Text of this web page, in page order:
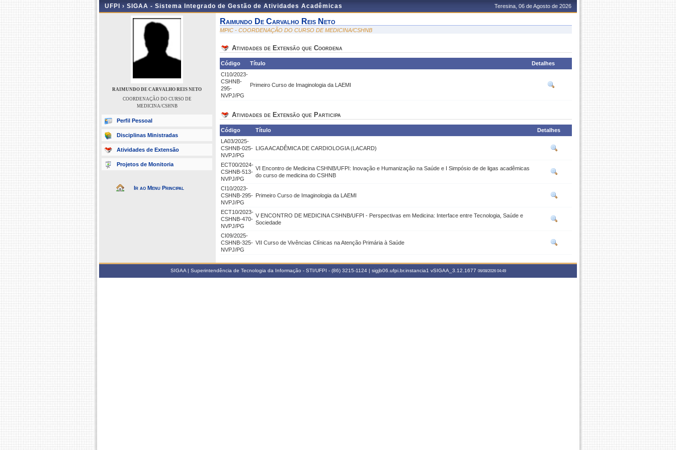
UFPI › SIGAA - Sistema Integrado de Gestão de Atividades Acadêmicas Teresina, 06 de Agosto de 2026
RAIMUNDO DE CARVALHO REIS NETO
COORDENAÇÃO DO CURSO DE
MEDICINA/CSHNB
Perfil Pessoal
Disciplinas Ministradas
Atividades de Extensão
Projetos de Monitoria
Ir ao Menu Principal
Raimundo De Carvalho Reis Neto
MPIC - COORDENAÇÃO DO CURSO DE MEDICINA/CSHNB
Atividades de Extensão que Coordena
Código Título
Detalhes
CI10/2023-
CSHNB-
295-
NVPJ/PG
Primeiro Curso de Imaginologia da LAEMI
Atividades de Extensão que Participa
Código Título
Detalhes
LA03/2025-
CSHNB-025-
NVPJ/PG
LIGA ACADÊMICA DE CARDIOLOGIA (LACARD)
ECT00/2024-
CSHNB-513-
NVPJ/PG
VI Encontro de Medicina CSHNB/UFPI: Inovação e Humanização na Saúde e I Simpósio de de ligas acadêmicas
do curso de medicina do CSHNB
CI10/2023-
CSHNB-295-
NVPJ/PG
Primeiro Curso de Imaginologia da LAEMI
ECT10/2023-
CSHNB-470-
NVPJ/PG
V ENCONTRO DE MEDICINA CSHNB/UFPI - Perspectivas em Medicina: Interface entre Tecnologia, Saúde e
Sociedade
CI09/2025-
CSHNB-325-
NVPJ/PG
VII Curso de Vivências Clínicas na Atenção Primária à Saúde
SIGAA | Superintendência de Tecnologia da Informação - STI/UFPI - (86) 3215-1124 | sigjb06.ufpi.br.instancia1 vSIGAA_3.12.1677 06/08/2026 04:49